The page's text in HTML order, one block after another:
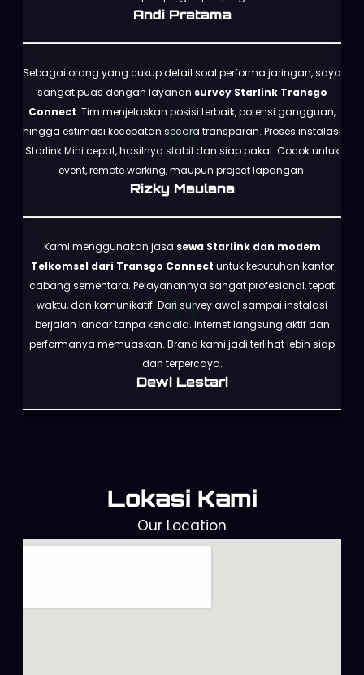
Andi Pratama
Sebagai orang yang cukup detail soal performa jaringan, saya
sangat puas dengan layanan survey Starlink Transgo
Connect. Tim menjelaskan posisi terbaik, potensi gangguan,
hingga estimasi kecepatan secara transparan. Proses instalasi
Starlink Mini cepat, hasilnya stabil dan siap pakai. Cocok untuk
event, remote working, maupun project lapangan.
Rizky Maulana
Kami menggunakan jasa sewa Starlink dan modem
Telkomsel dari Transgo Connect untuk kebutuhan kantor
cabang sementara. Pelayanannya sangat profesional, tepat
waktu, dan komunikatif. Dari survey awal sampai instalasi
berjalan lancar tanpa kendala. Internet langsung aktif dan
performanya memuaskan. Brand kami jadi terlihat lebih siap
dan terpercaya.
Dewi Lestari
Lokasi Kami
Our Location